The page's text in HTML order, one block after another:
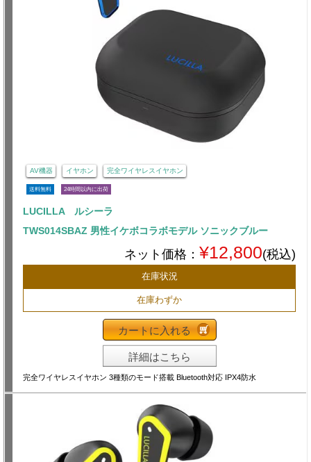
AV機器 イヤホン 完全ワイヤレスイヤホン
送料無料 24時間以内に出荷
LUCILLA ルシーラ
TWS014SBAZ 男性イケボコラボモデル ソニックブルー
ネット価格： ¥12,800(税込)
在庫状況
在庫わずか
カートに入れる
詳細はこちら
完全ワイヤレスイヤホン 3種類のモード搭載 Bluetooth対応 IPX4防水